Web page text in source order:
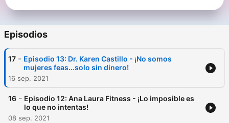
Episodios
17 - Episodio 13: Dr. Karen Castillo - ¡No somos
mujeres feas...solo sin dinero!
16 sep. 2021
16 - Episodio 12: Ana Laura Fitness - ¡Lo imposible es
lo que no intentas!
08 sep. 2021